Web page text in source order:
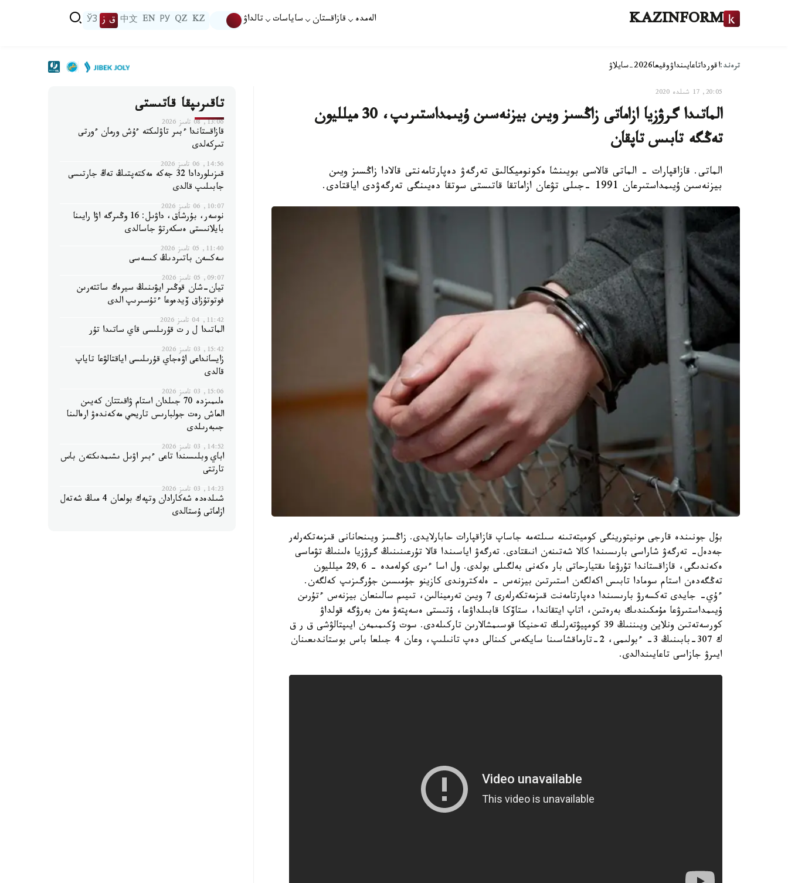
KAZINFORM الەمدە قازاقستان ساياسات تالداۋ KZ
QZ
РУ
EN
中文 ق ز ЎЗ
ترەند:اقورداتاعايىنداۋوقيعا2026-سايلاۋ
20:05, 17 شىلدە 2020
الماتىدا گرۋزيا ازاماتى زاڭسىز ويىن بيزنەسىن ۇيىمداستىرىپ، 30 ميلليون
تەڭگە تابىس تاپقان
الماتى. قازاقپارات - الماتى قالاسى بويىنشا ەكونوميكالىق تەرگەۋ دەپارتامەنتى قالادا زاڭسىز ويىن
بيزنەسىن ۇيىمداستىرعان 1991 -جىلى تۋعان ازاماتقا قاتىستى سوتقا دەيىنگى تەرگەۋدى اياقتادى.
بۇل جونىندە قارجى مونيتورينگى كوميتەتىنە سىلتەمە جاساپ قازاقپارات حابارلايدى. زاڭسىز ويىنحانانى قىزمەتكەرلەر
جەدەل- تەرگەۋ شاراسى بارىسىندا كالا شەتىنەن انىقتادى. تەرگەۋ اياسىندا قالا تۇرعىنىنىڭ گرۋزيا ەلىنىڭ تۋماسى
ەكەندىگى، قازاقستاندا تۇرۋعا ىقتيارحاتى بار ەكەنى بەلگىلى بولدى. ول اسا ءىرى كولەمدە - 29,6 ميلليون
تەڭگەدەن استام سومادا تابىس اكەلگەن استىرتىن بيزنەس - ەلەكتروندى كازينو جۇمىسىن جۇرگىزىپ كەلگەن.
ءۇي- جايدى تەكسەرۋ بارىسىندا دەپارتامەنت قىزمەتكەرلەرى 7 ويىن تەرمينالىن، تىيىم سالىنعان بيزنەس ءتۇرىن
ۇيىمداستىرۋعا مۇمكىندىك بەرەتىن، اتاپ ايتقاندا، ستاۆكا قابىلداۋعا، ۇتىستى ەسەپتەۋ مەن بەرۋگە قولداۋ
كورسەتەتىن ونلاين ويىننىڭ 39 كومپيۋتەرلىك تەحنيكا قوسىمشالارىن تاركىلەدى. سوت ۇكىمىمەن ايىپتالۋشى ق ر ق
ك 307-بابىنىڭ 3- ءبولىمى، 2-تارماقشاسىنا سايكەس كىنالى دەپ تانىلىپ، وعان 4 جىلعا باس بوستاندىعىنان
ايىرۋ جازاسى تاعايىندالدى.
تاقىرىپقا قاتىستى
13:06, 08 تامىز 2026
قازاقستاندا ءبىر تاۋلىكتە ءۇش ورمان ءورتى
تىركەلدى
14:56, 06 تامىز 2026
قىزىلوردادا 32 جەكە مەكتەپتىڭ تەڭ جارتىسى
جابىلىپ قالدى
10:07, 06 تامىز 2026
نوسەر، بۇرشاق، داۋىل: 16 وڭىرگە اۋا رايىنا
بايلانىستى ەسكەرتۋ جاسالدى
11:40, 05 تامىز 2026
سەكسەن باتىردىڭ كىسەسى
09:07, 05 تامىز 2026
تيان-شان قوڭىر ايۋىنىڭ سيرەك ساتتەرىن
فوتوتۇزاق ۆيدەوعا ءتۇسىرىپ الدى
11:42, 04 تامىز 2026
الماتىدا ل ر ت قۇرىلىسى قاي ساتىدا تۇر
15:42, 03 تامىز 2026
زايسانداعى اۋەجاي قۇرىلىسى اياقتالۋعا تاياپ
قالدى
15:06, 03 تامىز 2026
ەلىمىزدە 70 جىلدان استام ۋاقىتتان كەيىن
العاش رەت جولبارىس تاريحي مەكەندەۋ ارەالىنا
جىبەرىلدى
14:52, 03 تامىز 2026
اباي وبلىسىندا تاعى ءبىر اۋىل ىشىمدىكتەن باس
تارتتى
14:23, 03 تامىز 2026
شىلدەدە شەكارادان وتپەك بولعان 4 مىڭ شەتەل
ازاماتى ۇستالدى